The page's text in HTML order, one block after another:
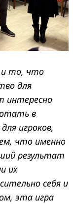
и то, что
для
интересно
в
игроков,
что именно
результат
их
себя и
эта игра